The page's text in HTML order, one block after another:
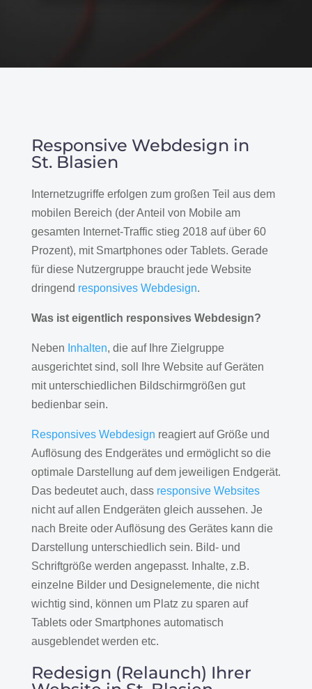
Responsive Webdesign in
St. Blasien
Internetzugriffe erfolgen zum großen Teil aus dem
mobilen Bereich (der Anteil von Mobile am
gesamten Internet-Traffic stieg 2018 auf über 60
Prozent), mit Smartphones oder Tablets. Gerade
für diese Nutzergruppe braucht jede Website
dringend responsives Webdesign.
Was ist eigentlich responsives Webdesign?
Neben Inhalten, die auf Ihre Zielgruppe
ausgerichtet sind, soll Ihre Website auf Geräten
mit unterschiedlichen Bildschirmgrößen gut
bedienbar sein.
Responsives Webdesign reagiert auf Größe und
Auflösung des Endgerätes und ermöglicht so die
optimale Darstellung auf dem jeweiligen Endgerät.
Das bedeutet auch, dass responsive Websites
nicht auf allen Endgeräten gleich aussehen. Je
nach Breite oder Auflösung des Gerätes kann die
Darstellung unterschiedlich sein. Bild- und
Schriftgröße werden angepasst. Inhalte, z.B.
einzelne Bilder und Designelemente, die nicht
wichtig sind, können um Platz zu sparen auf
Tablets oder Smartphones automatisch
ausgeblendet werden etc.
Redesign (Relaunch) Ihrer